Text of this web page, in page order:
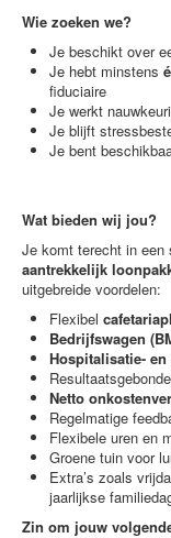
Wie zoeken we?
Je beschikt over
Je hebt minstens
fiduciaire
Je werkt
Je blijft
Je bent
Wat bieden wij jou?
Je komt terecht in een
aantrekkelijk
uitgebreide voordelen:
Flexibel
Bedrijfswagen
Hospitalisatie-
Netto
Regelmatige
Flexibele uren en
Groene tuin voor
Extra’s zoals
jaarlijkse
Zin om jouw